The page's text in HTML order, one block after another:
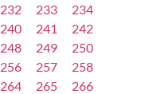
232 233
234
240 241
242
248 249
250
256 257
258
264 265
266